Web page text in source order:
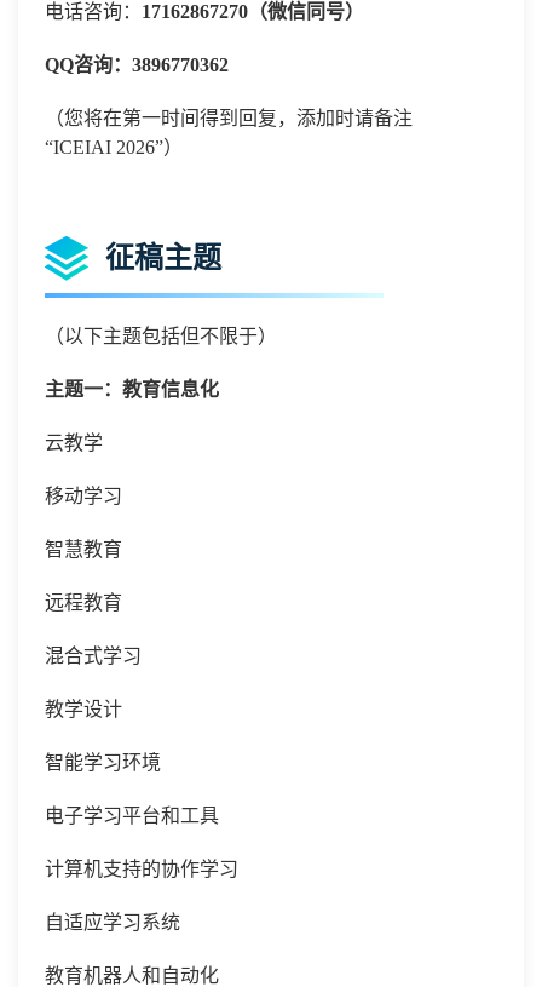
电话咨询： 17162867270（微信同号）
QQ咨询：3896770362
（您将在第一时间得到回复，添加时请备注
“ICEIAI 2026”）
征稿主题
（以下主题包括但不限于）
主题一：教育信息化
云教学
移动学习
智慧教育
远程教育
混合式学习
教学设计
智能学习环境
电子学习平台和工具
计算机支持的协作学习
自适应学习系统
教育机器人和自动化